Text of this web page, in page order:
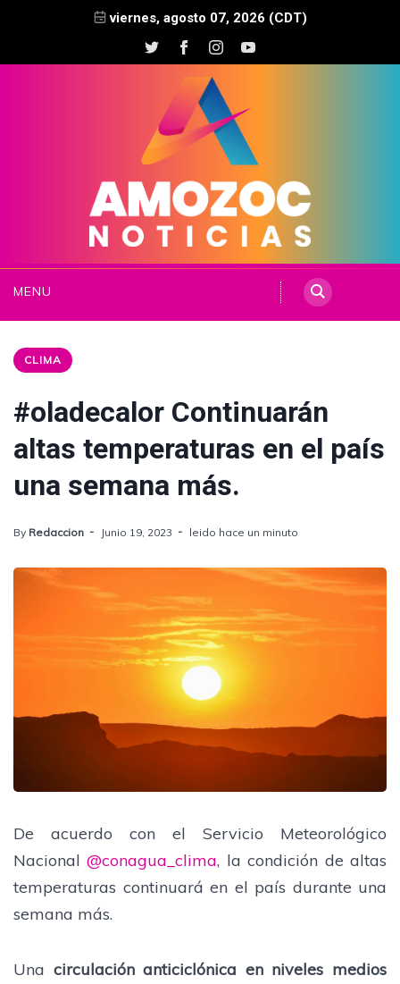
viernes, agosto 07, 2026 (CDT)
MENU
CLIMA
#oladecalor Continuarán
altas temperaturas en el país
una semana más.
By Redaccion Junio 19, 2023 leido hace un minuto
De acuerdo con el Servicio Meteorológico
Nacional@conagua_clima, la condición de altas
temperaturas continuará en el país durante una
semana más.
Una circulación anticiclónica en niveles medios